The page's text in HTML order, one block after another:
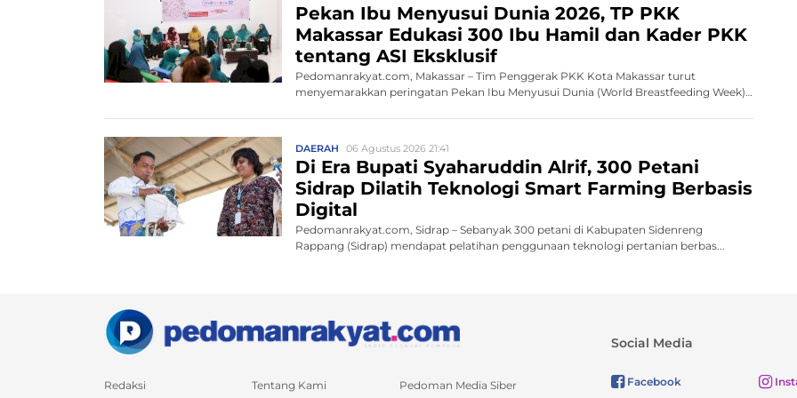
Pekan Ibu Menyusui Dunia 2026, TP PKK
Makassar Edukasi 300 Ibu Hamil dan Kader PKK
tentang ASI Eksklusif
Pedomanrakyat.com, Makassar – Tim Penggerak PKK Kota Makassar turut
menyemarakkan peringatan Pekan Ibu Menyusui Dunia (World Breastfeeding Week)
DAERAH 06 Agustus 2026 21:41
Di Era Bupati Syaharuddin Alrif, 300 Petani
Sidrap Dilatih Teknologi Smart Farming Berbasis
Digital
Pedomanrakyat.com, Sidrap – Sebanyak 300 petani di Kabupaten Sidenreng
Rappang (Sidrap) mendapat pelatihan penggunaan teknologi pertanian berbas...
Redaksi Tentang Kami Pedoman Media Siber
Social Media
Facebook